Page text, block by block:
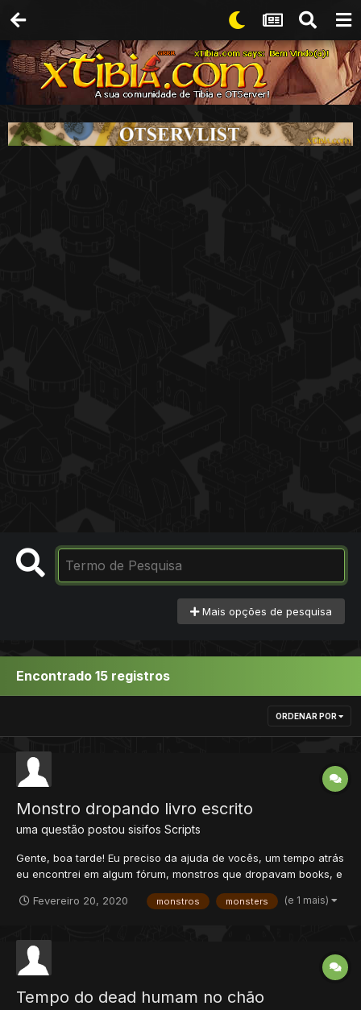
Mais opções de pesquisa
Encontrado 15 registros
ORDENAR POR
Monstro dropando livro escrito
uma questão postou sisifos Scripts
Gente, boa tarde! Eu preciso da ajuda de vocês, um tempo atrás
eu encontrei em algum fórum, monstros que dropavam books, e
Eu gostaria de saber como faz, eu já tentei inserir o item, com
Fevereiro 20, 2020 monstros monsters (e 1 mais)
Tempo do dead humam no chão